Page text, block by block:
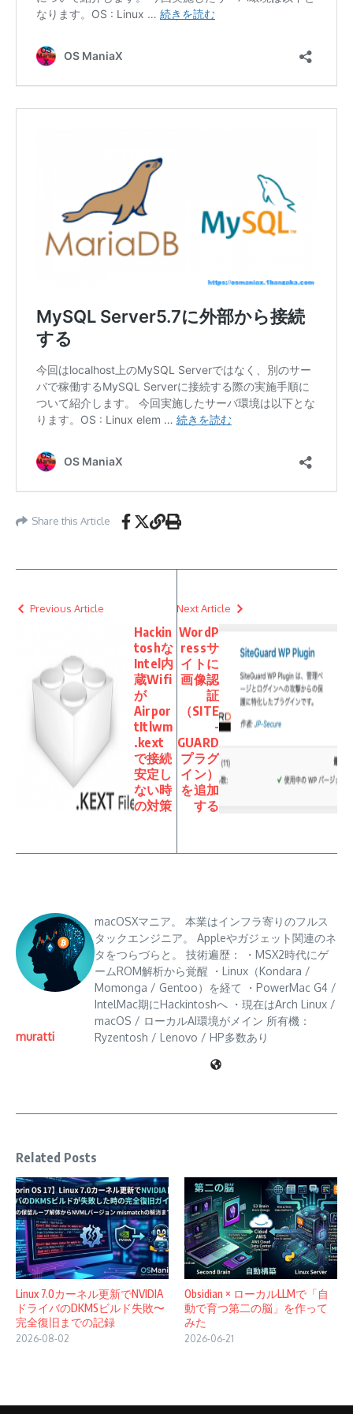
Share this Article
Previous Article
Hackin
toshな
Intel内
蔵Wifi
が
Airpor
tItlwm
.kext
で接続
安定し
ない時
の対策
Next Article
WordP
ressサ
イトに
画像認
証
（SITE
-
GUARD
プラグ
イン）
を追加
する
muratti
macOSXマニア。 本業はインフラ寄りのフルス
タックエンジニア。 Appleやガジェット関連のネ
タをつらづらと。 技術遍歴： ・MSX2時代にゲ
ームROM解析から覚醒 ・Linux（Kondara /
Momonga / Gentoo）を経て ・PowerMac G4 /
IntelMac期にHackintoshへ ・現在はArch Linux /
macOS / ローカルAI環境がメイン 所有機：
Ryzentosh / Lenovo / HP多数あり
Related Posts
Linux 7.0カーネル更新でNVIDIA
ドライバのDKMSビルド失敗〜
完全復旧までの記録
2026-08-02
Obsidian × ローカルLLMで「自
動で育つ第二の脳」を作って
みた
2026-06-21